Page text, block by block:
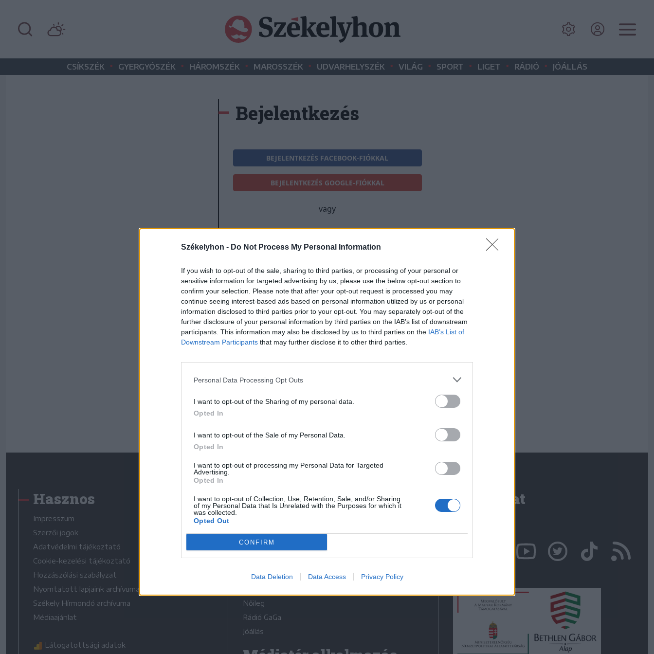
Székelyhon - Do Not Process My Personal Information
If you wish to opt-out of the sale, sharing to third parties, or processing of your personal or
sensitive information for targeted advertising by us, please use the below opt-out section to
confirm your selection. Please note that after your opt-out request is processed you may
continue seeing interest-based ads based on personal information utilized by us or personal
information disclosed to third parties prior to your opt-out. You may separately opt-out of the
further disclosure of your personal information by third parties on the IAB’s list of downstream
participants. This information may also be disclosed by us to third parties on the IAB’s List of
Downstream Participants that may further disclose it to other third parties.
Personal Data Processing Opt Outs
I want to opt-out of the Sharing of my personal data.
Opted In
I want to opt-out of the Sale of my Personal Data.
Opted In
I want to opt-out of processing my Personal Data for Targeted
Advertising.
Opted In
I want to opt-out of Collection, Use, Retention, Sale, and/or Sharing
of my Personal Data that Is Unrelated with the Purposes for which it
was collected.
Opted Out
CONFIRM
Data Deletion Data Access Privacy Policy
CSÍKSZÉK • GYERGYÓSZÉK • HÁROMSZÉK • MAROSSZÉK • UDVARHELYSZÉK • VILÁG • SPORT • LIGET • RÁDIÓ • JÓÁLLÁS
Bejelentkezés
BEJELENTKEZÉS FACEBOOK-FIÓKKAL
BEJELENTKEZÉS GOOGLE-FIÓKKAL
vagy
E-mail-cím
Jelszó
Elfelejtette a jelszavát?
BEJELENTKEZÉS
Hasznos
Impresszum
Szerzői jogok
Adatvédelmi tájékoztató
Cookie-kezelési tájékoztató
Hozzászólási szabályzat
Nyomtatott lapjaink archívuma
Székely Hírmondó archívuma
Médiaajánlat
Látogatottsági adatok
Médiatér
Liget
Krónika
Bihari Napló
Erdélyi Napló
Nőileg
Rádió GaGa
Jóállás
Kapcsolat